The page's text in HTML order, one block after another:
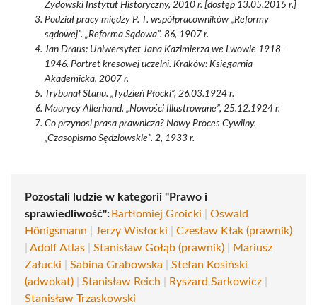
Żydowski Instytut Historyczny, 2010 r. [dostęp 13.05.2015 r.]
Podział pracy między P. T. współpracowników „Reformy
sądowej”. „Reforma Sądowa”. 86, 1907 r.
Jan Draus: Uniwersytet Jana Kazimierza we Lwowie 1918–
1946. Portret kresowej uczelni. Kraków: Księgarnia
Akademicka, 2007 r.
Trybunał Stanu. „Tydzień Płocki”, 26.03.1924 r.
Maurycy Allerhand. „Nowości Illustrowane”, 25.12.1924 r.
Co przynosi prasa prawnicza? Nowy Proces Cywilny.
„Czasopismo Sędziowskie”. 2, 1933 r.
Pozostali ludzie w kategorii "Prawo i
sprawiedliwość": Bartłomiej Groicki
Oswald
Hönigsmann
Jerzy Wisłocki
Czesław Kłak (prawnik)
Adolf Atlas Stanisław Gołąb (prawnik)
Mariusz
Załucki
Sabina Grabowska
Stefan Kosiński
(adwokat)
Stanisław Reich Ryszard Sarkowicz
Stanisław Trzaskowski